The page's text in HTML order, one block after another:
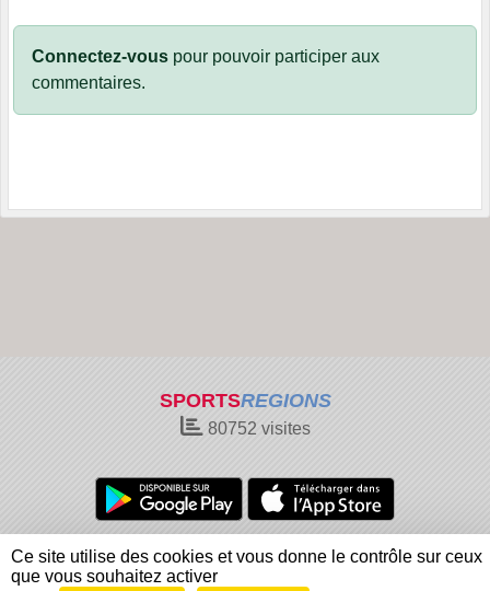
Connectez-vous pour pouvoir participer aux
commentaires.
SPORTSREGIONS
80752 visites
Charte cookies
Gestion des cookies
Informations légales
Signaler un contenu inapproprié
Ce site utilise des cookies et vous donne le contrôle sur ceux
que vous souhaitez activer